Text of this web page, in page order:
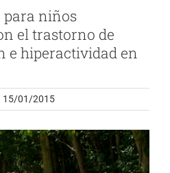
niños
el trastorno de
e hiperactividad en
15/01/2015